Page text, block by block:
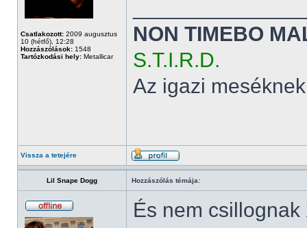
Csatlakozott: 2009 augusztus
10 (hétfő), 12:28
Hozzászólások: 1548
Tartózkodási hely: Metallicar
NON TIMEBO
S.T.I.R.D.
Az igazi
Vissza a tetejére
Lil Snape Dogg Hozzászólás témája:
És nem csillognak